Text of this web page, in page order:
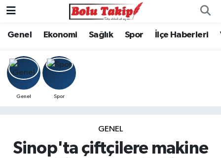
Genel Ekonomi Sağlık Spor İlçe Haberleri
Genel Spor
GENEL
Sinop'ta çiftçilere makine